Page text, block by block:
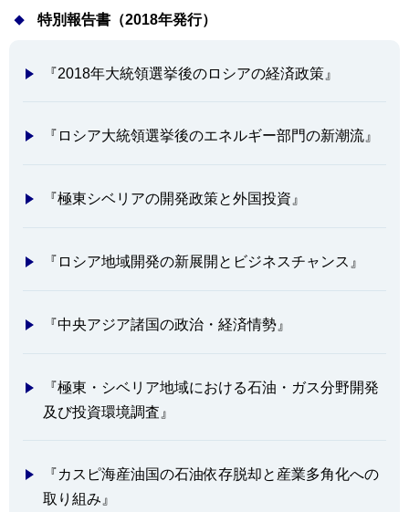
特別報告書（2018年発行）
『2018年大統領選挙後のロシアの経済政策』
『ロシア大統領選挙後のエネルギー部門の新潮流』
『極東シベリアの開発政策と外国投資』
『ロシア地域開発の新展開とビジネスチャンス』
『中央アジア諸国の政治・経済情勢』
『極東・シベリア地域における石油・ガス分野開発
及び投資環境調査』
『カスピ海産油国の石油依存脱却と産業多角化への
取り組み』